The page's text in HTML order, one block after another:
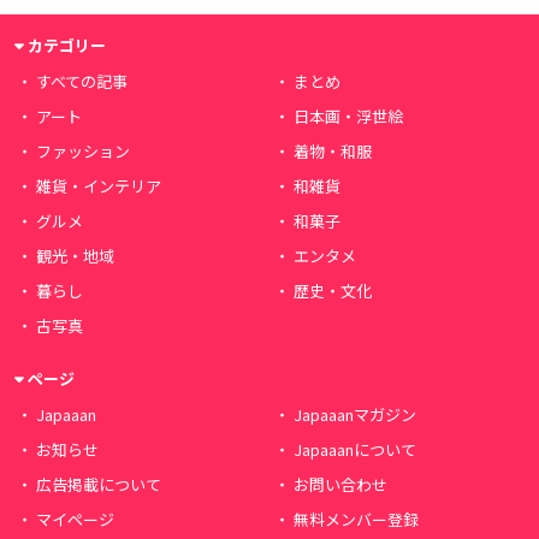
カテゴリー
すべての記事
まとめ
アート
日本画・浮世絵
ファッション
着物・和服
雑貨・インテリア
和雑貨
グルメ
和菓子
観光・地域
エンタメ
暮らし
歴史・文化
古写真
ページ
Japaaan
Japaaanマガジン
お知らせ
Japaaanについて
広告掲載について
お問い合わせ
マイページ
無料メンバー登録